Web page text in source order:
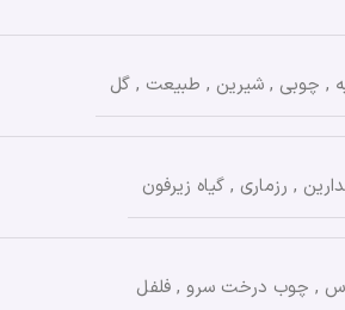
, چوبی , شیرین , طبیعت , گل
, رزماری , گیاه زیرفون
, چوب درخت سرو , فلفل